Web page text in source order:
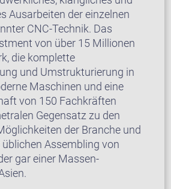
Ausarbeiten der einzelnen
CNC-Technik. Das
von über 15 Millionen
die komplette
und Umstrukturierung in
Maschinen und eine
von 150 Fachkräften
Gegensatz zu den
der Branche und
Assembling von
gar einer Massen-